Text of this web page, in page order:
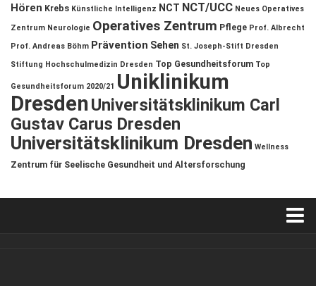
Hören Krebs Künstliche Intelligenz NCT NCT/UCC Neues Operatives
Zentrum Neurologie Operatives Zentrum Pflege Prof. Albrecht
Prof. Andreas Böhm Prävention Sehen St. Joseph-Stift Dresden
Stiftung Hochschulmedizin Dresden Top Gesundheitsforum Top
Gesundheitsforum 2020/21 Uniklinikum
DresdenUniversitätsklinikum Carl
Gustav Carus Dresden
Universitätsklinikum Dresden Wellness
Zentrum für Seelische Gesundheit und Altersforschung